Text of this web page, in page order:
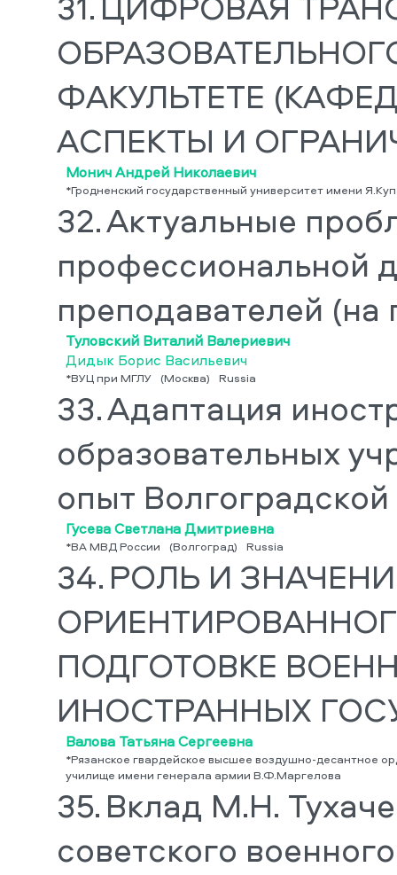
ФАКУЛЬТЕТЕ
АСПЕКТЫ И
Монич Андрей Николаевич
*Гродненский государственный университет имени
32.Актуальные
профессиональной
преподавателей
Туловский Виталий Валериевич
Дидык Борис Васильевич
*ВУЦ при МГЛУ (Москва) Russia
33.Адаптация
образовательных
опыт
Гусева Светлана Дмитриевна
*ВА МВД России (Волгоград) Russia
34. РОЛЬ И
ПОДГОТОВКЕ
ИНОСТРАННЫХ
Валова Татьяна Сергеевна
*Рязанское гвардейское высшее воздушно-десантное
училище имени генерала армии В.Ф.Маргелова
35. Вклад М.Н.
советского